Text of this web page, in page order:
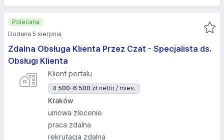
Zdalna Obsługa Klienta Przez Czat - Specjalista ds.
Obsługi Klienta
Klient portalu
4 500-6 500 zł netto / mies.
Kraków
umowa zlecenie
praca zdalna
rekrutacja zdalna
Polecana
Dodana 5 sierpnia